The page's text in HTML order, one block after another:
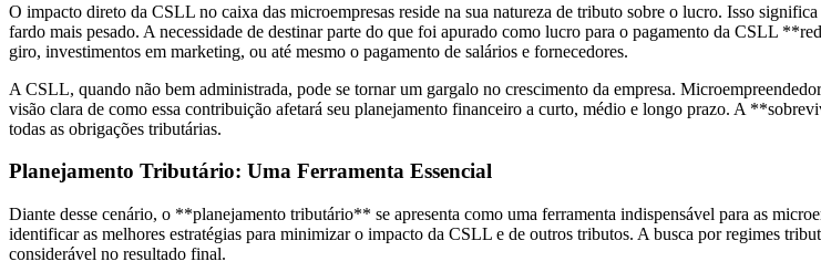
O impacto direto da CSLL no caixa das microempresas reside na sua natureza de tributo sobre o lucro. Isso
fardo mais pesado. A necessidade de destinar parte do que foi apurado como lucro para o pagamento da CSLL
giro, investimentos em marketing, ou até mesmo o pagamento de salários e fornecedores.
A CSLL, quando não bem administrada, pode se tornar um gargalo no crescimento da empresa.
visão clara de como essa contribuição afetará seu planejamento financeiro a curto, médio e longo prazo. A
todas as obrigações tributárias.
Planejamento Tributário: Uma Ferramenta Essencial
Diante desse cenário, o **planejamento tributário** se apresenta como uma ferramenta indispensável para as
identificar as melhores estratégias para minimizar o impacto da CSLL e de outros tributos. A busca por regimes
considerável no resultado final.